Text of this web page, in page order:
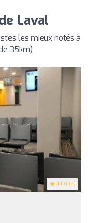
Laval
les mieux notés à
35km)
3.1 (136)